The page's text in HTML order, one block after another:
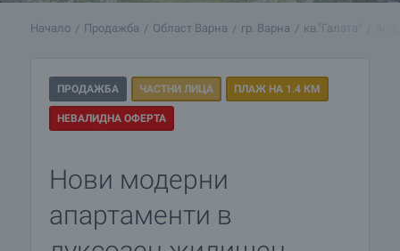
Начало Продажба Област Варна гр. Варна кв."Галата"
ПРОДАЖБА ЧАСТНИ ЛИЦА ПЛАЖ НА 1.4 КМ
НЕВАЛИДНА ОФЕРТА
Нови модерни
апартаменти в